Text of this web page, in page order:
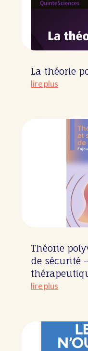
La théorie
lire plus
Théorie
de sécurité
lire plus